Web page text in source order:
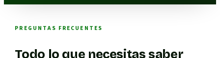
PREGUNTAS FRECUENTES
Todo lo que necesitas saber